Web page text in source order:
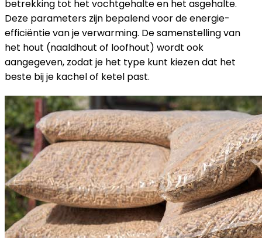
betrekking tot het vochtgehalte en het asgehalte.
Deze parameters zijn bepalend voor de energie-
efficiëntie van je verwarming. De samenstelling van
het hout (naaldhout of loofhout) wordt ook
aangegeven, zodat je het type kunt kiezen dat het
beste bij je kachel of ketel past.